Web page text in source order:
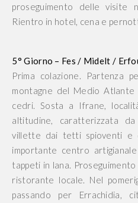
proseguimento delle visite
Rientro in hotel, cena e
5° Giorno – Fes / Midelt /
Prima colazione. Partenza
montagne del Medio
cedri. Sosta a Ifrane,
altitudine, caratterizzata
villette dai tetti spioventi e
importante centro
tappeti in lana.
ristorante locale. Nel
passando per Errachidia,